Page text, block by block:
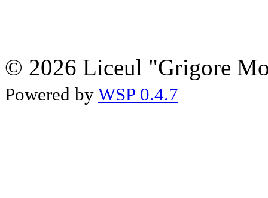
© 2026 Liceul "Grigore
Powered by WSP 0.4.7